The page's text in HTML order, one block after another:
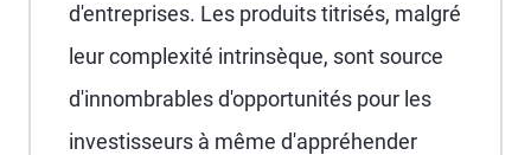
d'entreprises. Les produits titrisés, malgré
leur complexité intrinsèque, sont source
d'innombrables d'opportunités pour les
investisseurs à même d'appréhender